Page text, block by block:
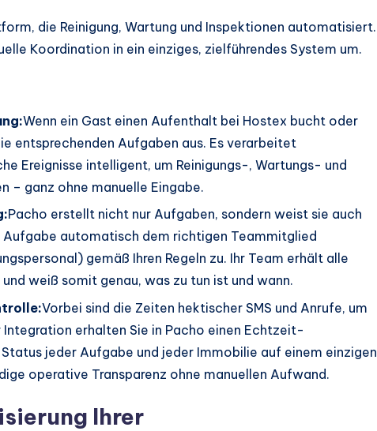
die Reinigung, Wartung und Inspektionen automatisiert.
Koordination in ein einziges, zielführendes System um.
Wenn ein Gast einen Aufenthalt bei Hostex bucht oder
entsprechenden Aufgaben aus. Es verarbeitet
Ereignisse intelligent, um Reinigungs-, Wartungs- und
– ganz ohne manuelle Eingabe.
Pacho erstellt nicht nur Aufgaben, sondern weist sie auch
Aufgabe automatisch dem richtigen Teammitglied
gemäß Ihren Regeln zu. Ihr Team erhält alle
weiß somit genau, was zu tun ist und wann.
Vorbei sind die Zeiten hektischer SMS und Anrufe, um
Integration erhalten Sie in Pacho einen Echtzeit-
jeder Aufgabe und jeder Immobilie auf einem einzigen
operative Transparenz ohne manuellen Aufwand.
Ihrer